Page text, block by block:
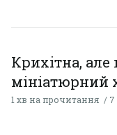
Крихітна,
мініатюрний
1 хв на прочитання